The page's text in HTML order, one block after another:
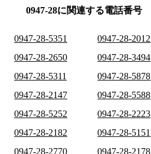
0947-28に関連する電話番号
0947-28-5351 0947-28-2012
0947-28-2650
0947-28-3494
0947-28-5311
0947-28-5878
0947-28-2147
0947-28-5588
0947-28-5252
0947-28-2223
0947-28-2182
0947-28-5151
0947-28-2770
0947-28-2178